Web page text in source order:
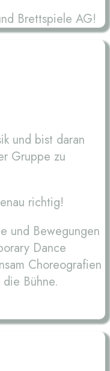
Brettspiele AG!
und bist daran
Gruppe zu
richtig!
und Bewegungen
Dance
Choreografien
Bühne.